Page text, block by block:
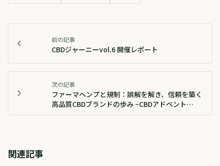
前の記事
CBDジャーニーvol.6 開催レポート
次の記事
ファーマヘンプと規制：誤解を解き、信頼を築く
高品質CBDブランドの歩み ~CBDアドベント
2025~
関連記事